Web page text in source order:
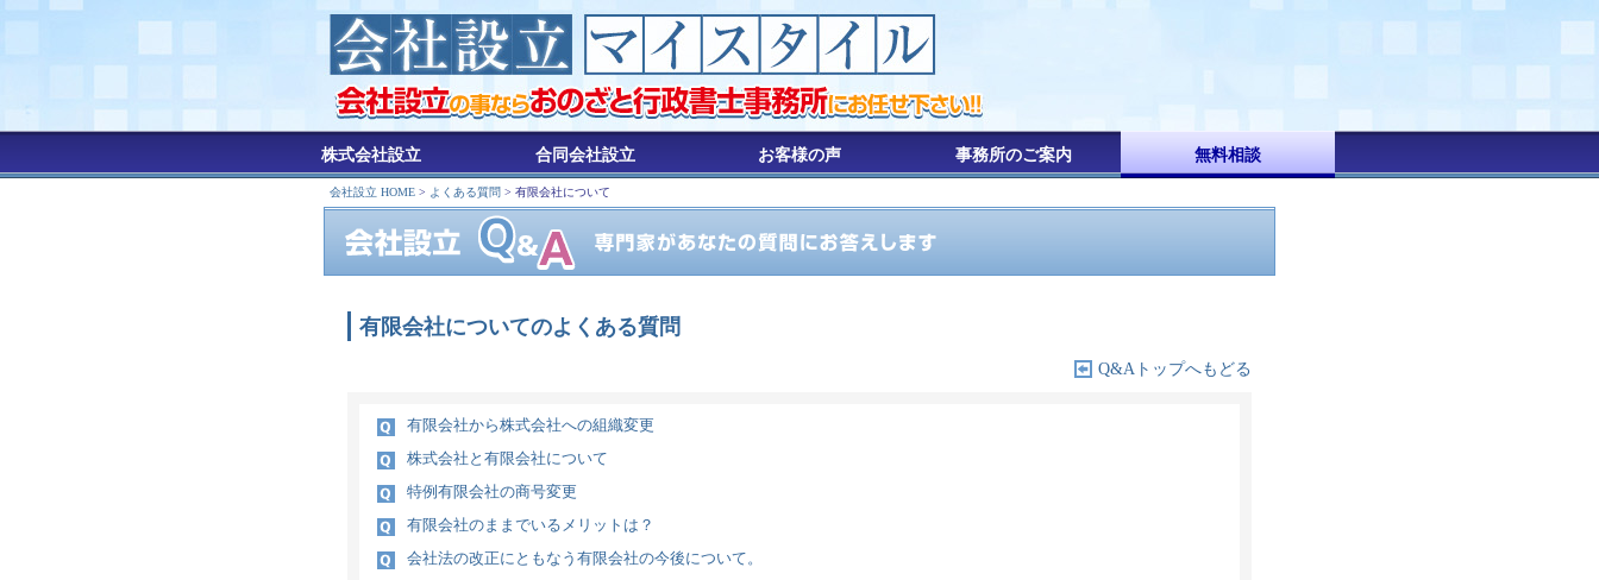
株式会社設立 合同会社設立 お客様の声 事務所のご案内 無料相談
会社設立 HOME > よくある質問 > 有限会社について
有限会社についてのよくある質問
Q&Aトップへもどる
有限会社から株式会社への組織変更
株式会社と有限会社について
特例有限会社の商号変更
有限会社のままでいるメリットは？
会社法の改正にともなう有限会社の今後について。